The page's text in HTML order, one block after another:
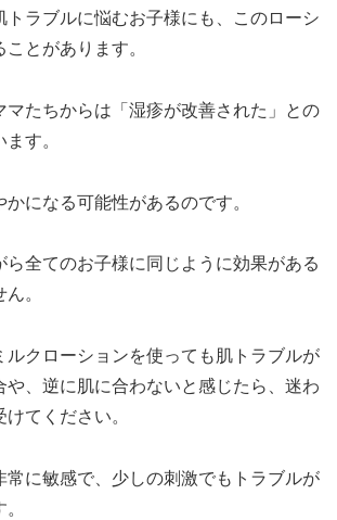
トラブルに悩むお子様にも、このローシ
とがあります。
マたちからは「湿疹が改善された」との
す。
になる可能性があるのです。
ら全てのお子様に同じように効果がある
。
ルクローションを使っても肌トラブルが
や、逆に肌に合わないと感じたら、迷わ
てください。
常に敏感で、少しの刺激でもトラブルが